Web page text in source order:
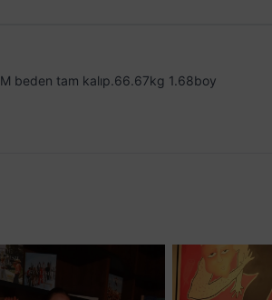
beden tam kalıp.66.67kg 1.68boy